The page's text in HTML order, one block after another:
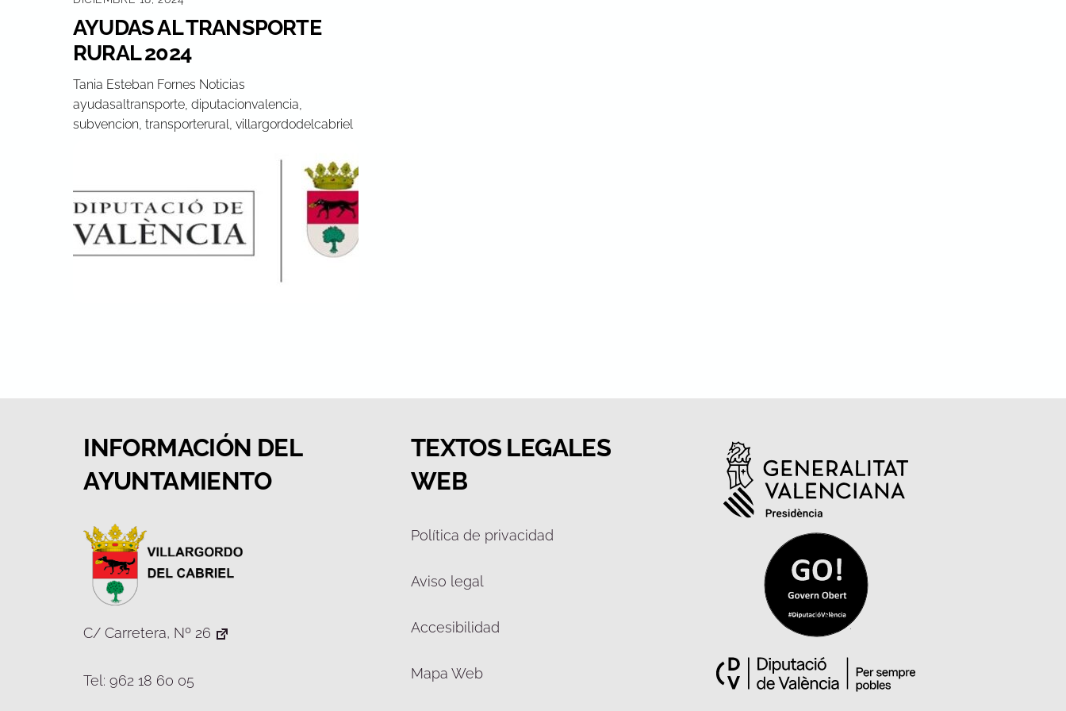
AYUDAS AL TRANSPORTE
RURAL 2024
Tania Esteban Fornes Noticias
ayudasaltransporte diputacionvalencia
subvencion transporterural villargordodelcabriel
INFORMACIÓN DEL
AYUNTAMIENTO
C/ Carretera, Nº 26
Tel: 962 18 60 05
TEXTOS LEGALES
WEB
Política de privacidad
Aviso legal
Accesibilidad
Mapa Web